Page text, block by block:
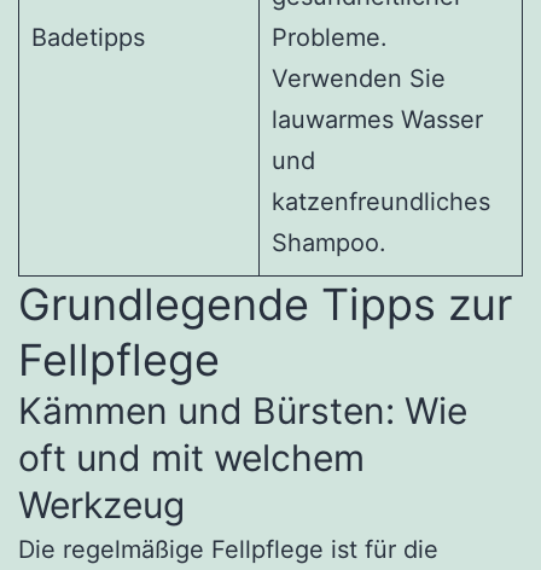
Badetipps
Probleme.
Verwenden Sie
lauwarmes Wasser
und
katzenfreundliches
Shampoo.
Grundlegende Tipps zur
Fellpflege
Kämmen und Bürsten: Wie
oft und mit welchem
Werkzeug
Die regelmäßige Fellpflege ist für die